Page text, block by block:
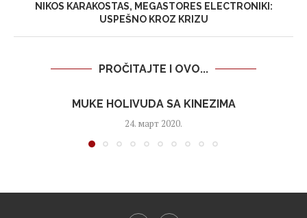
NIKOS KARAKOSTAS, MEGASTORES ELECTRONIKI:
USPEŠNO KROZ KRIZU
PROČITAJTE I OVO...
MUKE HOLIVUDA SA KINEZIMA
24. март 2020.